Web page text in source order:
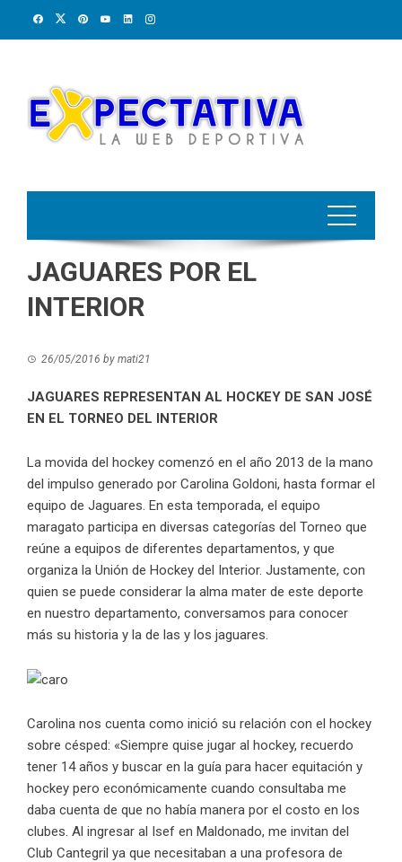
JAGUARES POR EL
INTERIOR
26/05/2016 by mati21
JAGUARES REPRESENTAN AL HOCKEY DE SAN JOSÉ
EN EL TORNEO DEL INTERIOR
La movida del hockey comenzó en el año 2013 de la mano
del impulso generado por Carolina Goldoni, hasta formar el
equipo de Jaguares. En esta temporada, el equipo
maragato participa en diversas categorías del Torneo que
reúne a equipos de diferentes departamentos, y que
organiza la Unión de Hockey del Interior. Justamente, con
quien se puede considerar la alma mater de este deporte
en nuestro departamento, conversamos para conocer
más su historia y la de las y los jaguares.
Carolina nos cuenta como inició su relación con el hockey
sobre césped: «Siempre quise jugar al hockey, recuerdo
tener 14 años y buscar en la guía para hacer equitación y
hockey pero económicamente cuando consultaba me
daba cuenta de que no había manera por el costo en los
clubes. Al ingresar al Isef en Maldonado, me invitan del
Club Cantegril ya que necesitaban a una profesora de